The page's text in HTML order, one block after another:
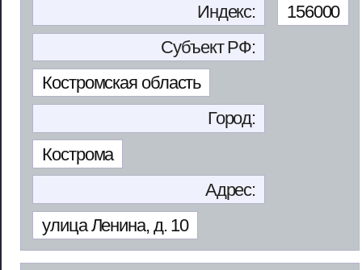
Индекс:
156000
Субъект РФ:
Костромская область
Город:
Кострома
Адрес:
улица Ленина, д. 10